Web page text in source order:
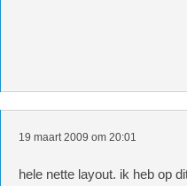
19 maart 2009 om 20:01
hele nette layout. ik heb op